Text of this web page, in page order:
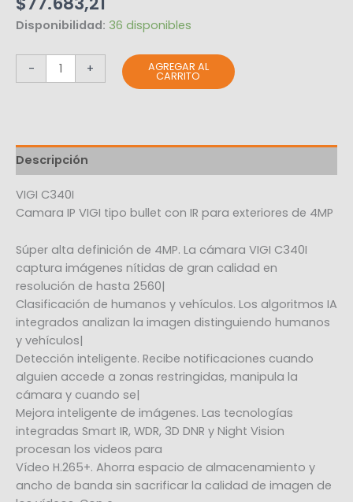
Disponibilidad: 36 disponibles
- + AGREGAR AL
CARRITO
Descripción
VIGI C340I
Camara IP VIGI tipo bullet con IR para exteriores de 4MP
Súper alta definición de 4MP. La cámara VIGI C340I
captura imágenes nítidas de gran calidad en
resolución de hasta 2560|
Clasificación de humanos y vehículos. Los algoritmos IA
integrados analizan la imagen distinguiendo humanos
y vehículos|
Detección inteligente. Recibe notificaciones cuando
alguien accede a zonas restringidas, manipula la
cámara y cuando se|
Mejora inteligente de imágenes. Las tecnologías
integradas Smart IR, WDR, 3D DNR y Night Vision
procesan los videos para
Vídeo H.265+. Ahorra espacio de almacenamiento y
ancho de banda sin sacrificar la calidad de imagen de